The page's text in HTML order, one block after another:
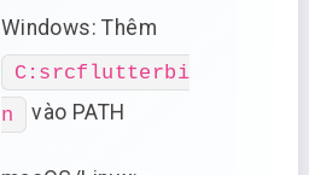
Windows: Thêm
C:srcflutterbi
n
vào PATH